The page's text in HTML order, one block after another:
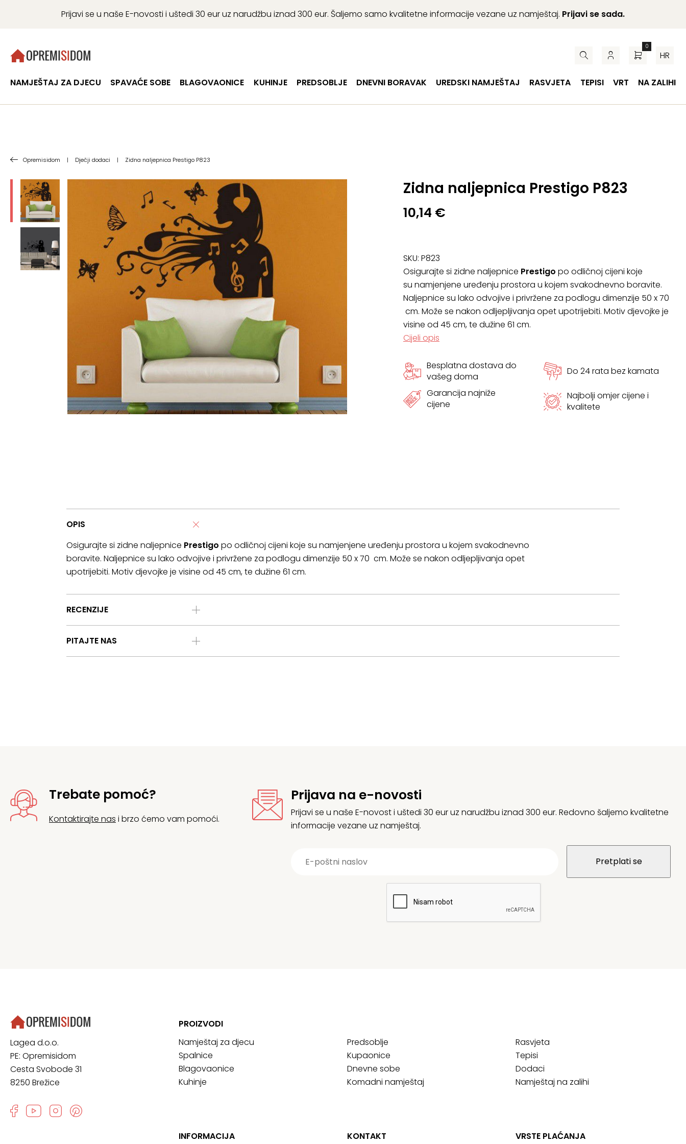
Prijavi se u naše E-novosti i uštedi 30 eur uz narudžbu iznad 300 eur. Šaljemo samo kvalitetne informacije vezane uz namještaj. Prijavi se sada.
0
HR
NAMJEŠTAJ ZA DJECU SPAVAĆE SOBE BLAGOVAONICE KUHINJE PREDSOBLJE DNEVNI BORAVAK UREDSKI NAMJEŠTAJ RASVJETA TEPISI VRT NA ZALIHI
Opremisidom | Dječji dodaci | Zidna naljepnica Prestigo P823
Zidna naljepnica Prestigo P823
10,14 €
SKU: P823
Osigurajte si zidne naljepnice Prestigo po odličnoj cijeni koje
su namjenjene uređenju prostora u kojem svakodnevno boravite.
Naljepnice su lako odvojive i privržene za podlogu dimenzije 50 x 70
cm. Može se nakon odljepljivanja opet upotrijebiti. Motiv djevojke je
visine od 45 cm, te dužine 61 cm.
Cijeli opis
Besplatna dostava do
vašeg doma
Do 24 rata bez kamata
Garancija najniže
cijene
Najbolji omjer cijene i
kvalitete
OPIS
Osigurajte si zidne naljepnice Prestigo po odličnoj cijeni koje su namjenjene uređenju prostora u kojem svakodnevno
boravite. Naljepnice su lako odvojive i privržene za podlogu dimenzije 50 x 70 cm. Može se nakon odljepljivanja opet
upotrijebiti. Motiv djevojke je visine od 45 cm, te dužine 61 cm.
RECENZIJE
PITAJTE NAS
Trebate pomoć?
Kontaktirajte nas i brzo ćemo vam pomoći.
Prijava na e-novosti
Prijavi se u naše E-novost i uštedi 30 eur uz narudžbu iznad 300 eur. Redovno šaljemo kvalitetne
informacije vezane uz namještaj.
Lagea d.o.o.
PE: Opremisidom
Cesta Svobode 31
8250 Brežice
PROIZVODI
Namještaj za djecu
Spalnice
Blagovaonice
Kuhinje
Predsoblje
Kupaonice
Dnevne sobe
Komadni namještaj
Rasvjeta
Tepisi
Dodaci
Namještaj na zalihi
INFORMACIJA KONTAKT VRSTE PLAĆANJA